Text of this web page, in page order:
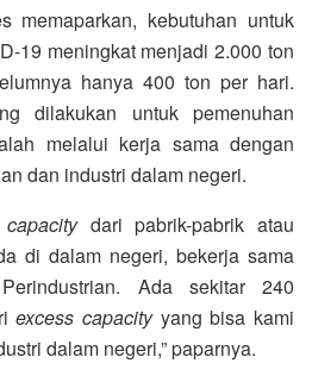
memaparkan, kebutuhan untuk
19 meningkat menjadi 2.000 ton
hanya 400 ton per hari.
dilakukan untuk pemenuhan
melalui kerja sama dengan
dan industri dalam negeri.
dari pabrik-pabrik atau
di dalam negeri, bekerja sama
Ada sekitar 240
excess capacityyang bisa kami
dalam negeri,” paparnya.